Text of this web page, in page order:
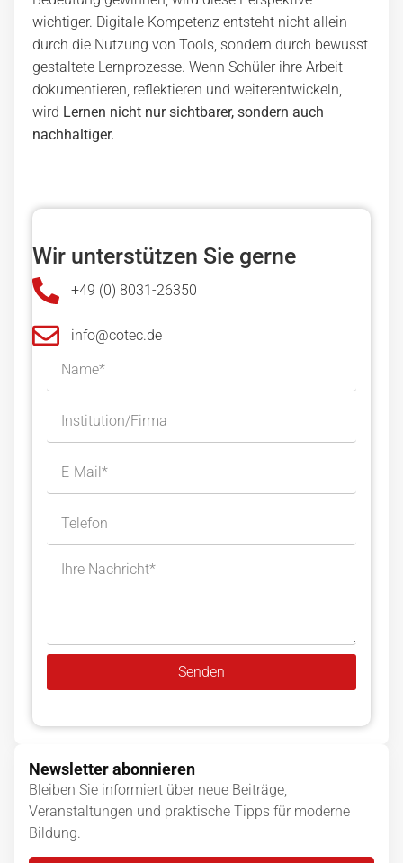
wichtiger. Digitale Kompetenz entsteht nicht allein
durch die Nutzung von Tools, sondern durch bewusst
gestaltete Lernprozesse. Wenn Schüler ihre Arbeit
dokumentieren, reflektieren und weiterentwickeln,
wird Lernen nicht nur sichtbarer, sondern auch
nachhaltiger.
Wir unterstützen Sie gerne
+49 (0) 8031-26350
info@cotec.de
Senden
Newsletter abonnieren
Bleiben Sie informiert über neue Beiträge,
Veranstaltungen und praktische Tipps für moderne
Bildung.